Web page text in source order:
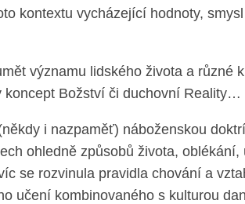
kontextu vycházející hodnoty,
významu lidského života a
Božství či duchovní Reality…
i nazpaměť) náboženskou
ohledně způsobů života,
se rozvinula pravidla chování a
učení kombinovaného s kulturou